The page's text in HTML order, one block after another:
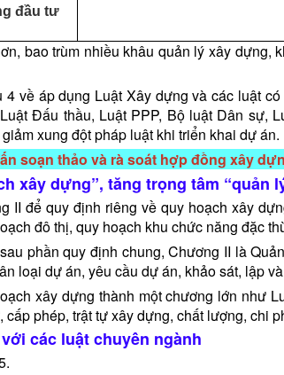
đầu tư
bao trùm nhiều khâu quản lý xây dựng,
về áp dụng Luật Xây dựng và các luật
Đấu thầu, Luật PPP, Bộ luật Dân sự,
xung đột pháp luật khi triển khai dự án.
soạn thảo và rà soát hợp đồng xây
xây dựng”, tăng trọng tâm “quản
II để quy định riêng về quy hoạch xây
đô thị, quy hoạch khu chức năng đặc
phần quy định chung, Chương II là
loại dự án, yêu cầu dự án, khảo sát, lập
xây dựng thành một chương lớn như
phép, trật tự xây dựng, chất lượng, chi
các luật chuyên ngành